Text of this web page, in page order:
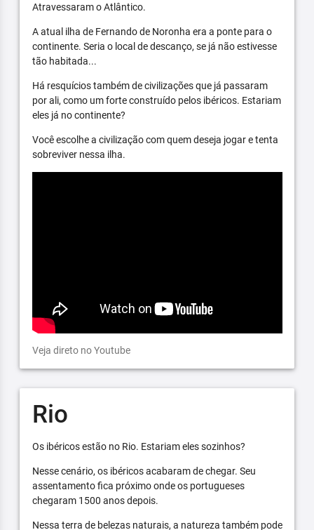
Atravessaram o Atlântico.
A atual ilha de Fernando de Noronha era a ponte para o
continente. Seria o local de descanço, se já não estivesse
tão habitada...
Há resquícios também de civilizações que já passaram
por ali, como um forte construído pelos ibéricos. Estariam
eles já no continente?
Você escolhe a civilização com quem deseja jogar e tenta
sobreviver nessa ilha.
Veja direto no Youtube
Rio
Os ibéricos estão no Rio. Estariam eles sozinhos?
Nesse cenário, os ibéricos acabaram de chegar. Seu
assentamento fica próximo onde os portugueses
chegaram 1500 anos depois.
Nessa terra de belezas naturais, a natureza também pode